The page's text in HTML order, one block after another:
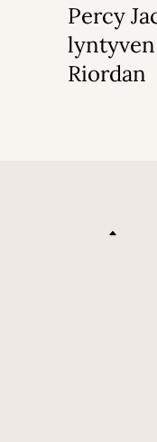
Percy
Riordan